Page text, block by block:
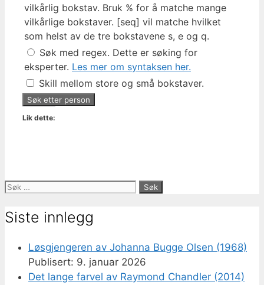
vilkårlig bokstav. Bruk % for å matche mange
vilkårlige bokstaver. [seq] vil matche hvilket
som helst av de tre bokstavene s, e og q.
Søk med regex. Dette er søking for
eksperter. Les mer om syntaksen her.
Skill mellom store og små bokstaver.
Lik dette:
Søk
Siste innlegg
Løsgjengeren av Johanna Bugge Olsen (1968)
9. januar 2026
Det lange farvel av Raymond Chandler (2014)